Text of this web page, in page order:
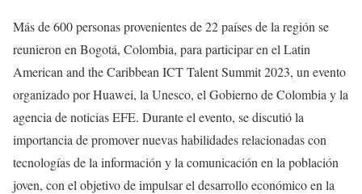
Más de 600 personas provenientes de 22 países de la región se
reunieron en Bogotá, Colombia, para participar en el Latin
American and the Caribbean ICT Talent Summit 2023, un evento
organizado por Huawei, la Unesco, el Gobierno de Colombia y la
agencia de noticias EFE. Durante el evento, se discutió la
importancia de promover nuevas habilidades relacionadas con
tecnologías de la información y la comunicación en la población
joven, con el objetivo de impulsar el desarrollo económico en la